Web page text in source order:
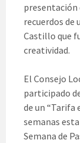
presentación
recuerdos de
Castillo que
creatividad.
El Consejo
participado
de un “Tarifa
semanas
Semana de